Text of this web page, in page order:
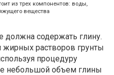
из трех компонентов: воды,
вещества
должна содержать глину.
растворов грунты
процедуру
небольшой объем глины